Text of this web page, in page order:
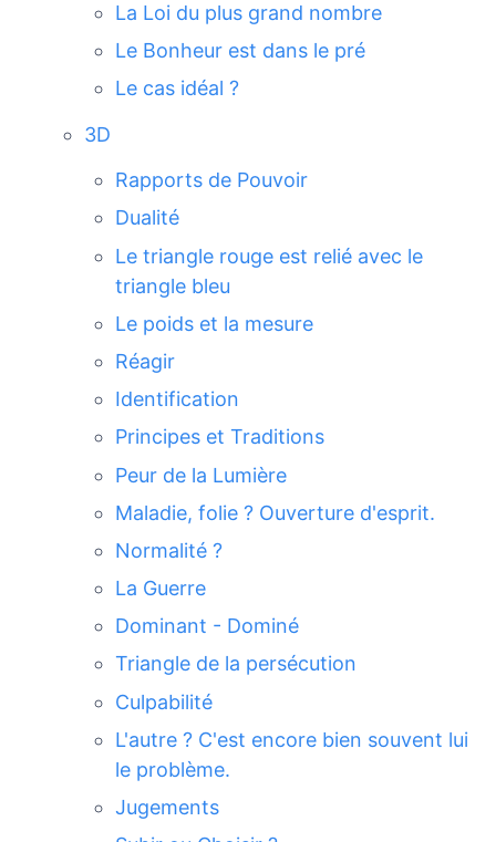
La Loi du plus grand nombre
Le Bonheur est dans le pré
Le cas idéal ?
3D
Rapports de Pouvoir
Dualité
Le triangle rouge est relié avec le
triangle bleu
Le poids et la mesure
Réagir
Identification
Principes et Traditions
Peur de la Lumière
Maladie, folie ? Ouverture d'esprit.
Normalité ?
La Guerre
Dominant - Dominé
Triangle de la persécution
Culpabilité
L'autre ? C'est encore bien souvent lui
le problème.
Jugements